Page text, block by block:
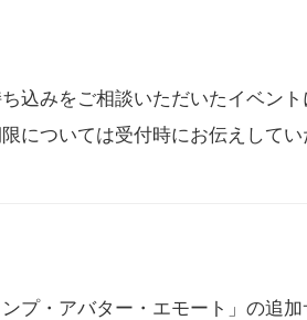
込みをご相談いただいたイベント
については受付時にお伝えしてい
プ・アバター・エモート」の追